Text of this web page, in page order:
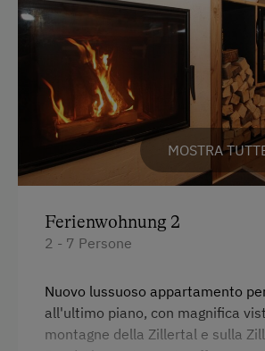
MOSTRA
Ferienwohnung 2
2 - 7 Persone
Nuovo lussuoso appartamento
all'ultimo piano, con magnifica
montagne della Zillertal e sulla